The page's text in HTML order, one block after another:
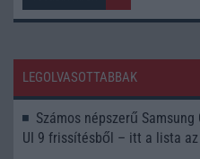
LEGOLVASOTTABBAK
Számos népszerű
UI 9 frissítésből – itt a lista